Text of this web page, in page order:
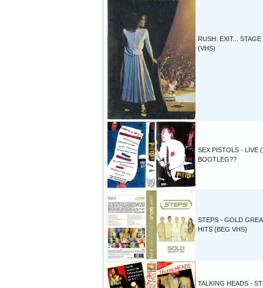
RUSH: EXIT...
(VHS)
SEX PISTOLS - LIVE
BOOTLEG??
STEPS - GOLD
HITS (BEG VHS)
TALKING HEADS -